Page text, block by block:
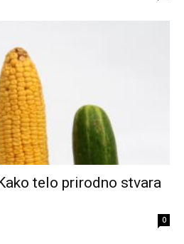
telo prirodno stvara
0